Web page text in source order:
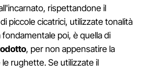
rispettandone il
piccole cicatrici, utilizzate tonalità
poi, è quella di
, per non appensatire la
rughette. Se utilizzate il